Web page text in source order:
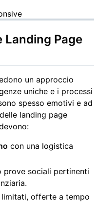
Landing Page
un approccio
uniche e i processi
spesso emotivi e ad
landing page
con una logistica
prove sociali pertinenti
offerte a tempo